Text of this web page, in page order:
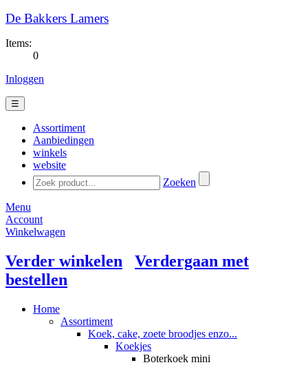
De Bakkers Lamers
Items:
0
Inloggen
☰
Assortiment
Aanbiedingen
winkels
website
Zoeken
Menu
Account
Winkelwagen
Verder winkelen
Verdergaan met
bestellen
Home
Assortiment
Koek, cake, zoete broodjes enzo...
Koekjes
Boterkoek mini